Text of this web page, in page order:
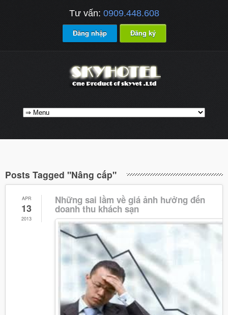
Tư vấn: 0909.448.608
Đăng nhập Đăng ký
Posts Tagged "Nâng cấp"
APR
13
2013
Những sai lầm về giá ảnh hưởng đến
doanh thu khách sạn